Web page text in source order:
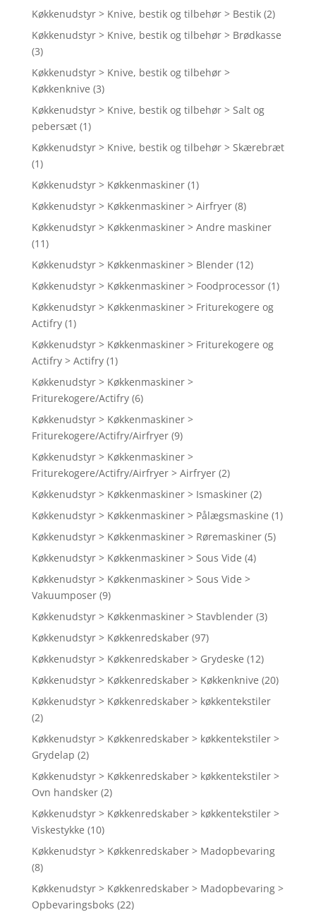
Køkkenudstyr > Knive, bestik og tilbehør > Bestik (2)
Køkkenudstyr > Knive, bestik og tilbehør > Brødkasse
(3)
Køkkenudstyr > Knive, bestik og tilbehør >
Køkkenknive (3)
Køkkenudstyr > Knive, bestik og tilbehør > Salt og
pebersæt (1)
Køkkenudstyr > Knive, bestik og tilbehør > Skærebræt
(1)
Køkkenudstyr > Køkkenmaskiner (1)
Køkkenudstyr > Køkkenmaskiner > Airfryer (8)
Køkkenudstyr > Køkkenmaskiner > Andre maskiner
(11)
Køkkenudstyr > Køkkenmaskiner > Blender (12)
Køkkenudstyr > Køkkenmaskiner > Foodprocessor (1)
Køkkenudstyr > Køkkenmaskiner > Friturekogere og
Actifry (1)
Køkkenudstyr > Køkkenmaskiner > Friturekogere og
Actifry > Actifry (1)
Køkkenudstyr > Køkkenmaskiner >
Friturekogere/Actifry (6)
Køkkenudstyr > Køkkenmaskiner >
Friturekogere/Actifry/Airfryer (9)
Køkkenudstyr > Køkkenmaskiner >
Friturekogere/Actifry/Airfryer > Airfryer (2)
Køkkenudstyr > Køkkenmaskiner > Ismaskiner (2)
Køkkenudstyr > Køkkenmaskiner > Pålægsmaskine (1)
Køkkenudstyr > Køkkenmaskiner > Røremaskiner (5)
Køkkenudstyr > Køkkenmaskiner > Sous Vide (4)
Køkkenudstyr > Køkkenmaskiner > Sous Vide >
Vakuumposer (9)
Køkkenudstyr > Køkkenmaskiner > Stavblender (3)
Køkkenudstyr > Køkkenredskaber (97)
Køkkenudstyr > Køkkenredskaber > Grydeske (12)
Køkkenudstyr > Køkkenredskaber > Køkkenknive (20)
Køkkenudstyr > Køkkenredskaber > køkkentekstiler
(2)
Køkkenudstyr > Køkkenredskaber > køkkentekstiler >
Grydelap (2)
Køkkenudstyr > Køkkenredskaber > køkkentekstiler >
Ovn handsker (2)
Køkkenudstyr > Køkkenredskaber > køkkentekstiler >
Viskestykke (10)
Køkkenudstyr > Køkkenredskaber > Madopbevaring
(8)
Køkkenudstyr > Køkkenredskaber > Madopbevaring >
Opbevaringsboks (22)